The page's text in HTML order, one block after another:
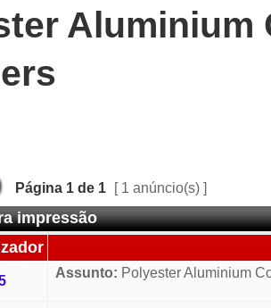
Aluminium
Página 1 de 1 [ 1 anúncio(s) ]
impressão
Assunto: Polyester Aluminium